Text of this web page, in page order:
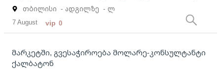
თბილისი - ადგილზე - ლ
7 August vip 0
მარკეტში, გვესაჭიროება მოლარე-კონსულტანტი
ქალბატონ